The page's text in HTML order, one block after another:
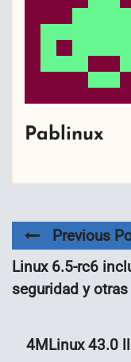
Pablinux
Previous
Linux 6.5-rc6
seguridad y
4MLinux 43.0